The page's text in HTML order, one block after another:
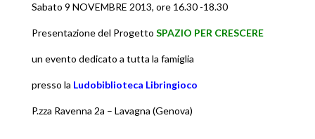
Sabato 9 NOVEMBRE 2013, ore 16.30 -18.30
Presentazione del Progetto SPAZIO PER CRESCERE
un evento dedicato a tutta la famiglia
presso la Ludobiblioteca Libringioco
P.zza Ravenna 2a – Lavagna (Genova)